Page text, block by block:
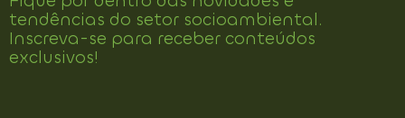
tendências do setor socioambiental.
Inscreva-se para receber conteúdos
exclusivos!